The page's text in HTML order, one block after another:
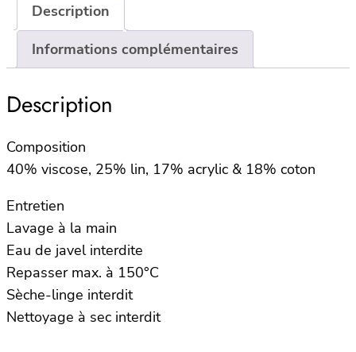
45×45-
CALIFORNIA
NOIR
Description
Informations complémentaires
Description
Composition
40% viscose, 25% lin, 17% acrylic & 18% coton
Entretien
Lavage à la main
Eau de javel interdite
Repasser max. à 150°C
Sèche-linge interdit
Nettoyage à sec interdit